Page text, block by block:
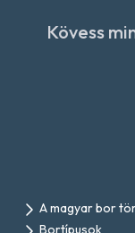
Kövess
A magyar bor
Bortípusok